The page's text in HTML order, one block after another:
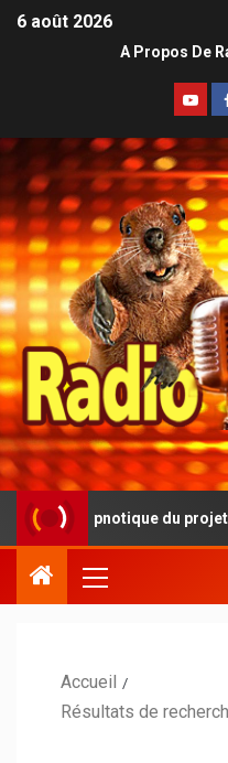
6 août 2026
A Propos De
hypnotique du projet
Accueil
Résultats de